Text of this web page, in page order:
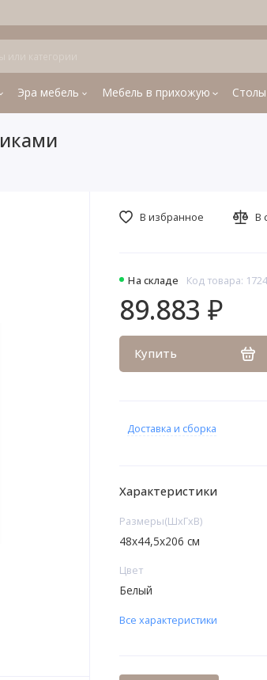
Эра мебель Мебель в прихожую Столы
На складе Код товара:
89.883 ₽
Купить
В избранное В
Доставка и сборка
Характеристики
Размеры(ШxГxВ)
48х44,5х206 см
Цвет
Белый
Все характеристики